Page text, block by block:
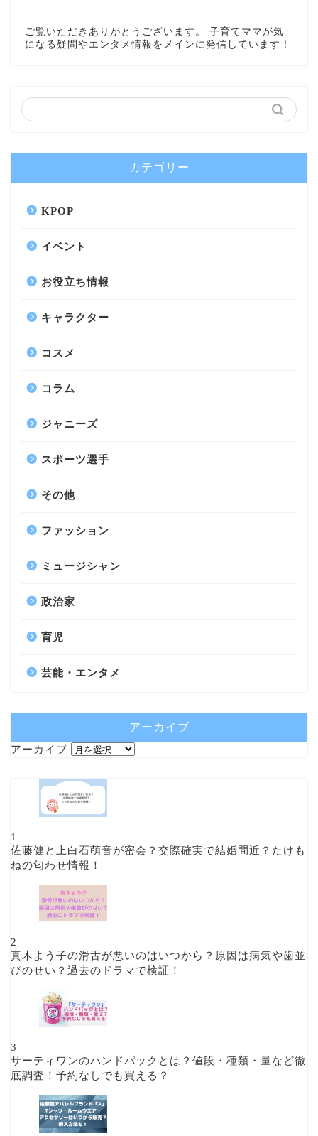
ご覧いただきありがとうございます。 子育てママが気
になる疑問やエンタメ情報をメインに発信しています！
カテゴリー
KPOP
イベント
お役立ち情報
キャラクター
コスメ
コラム
ジャニーズ
スポーツ選手
その他
ファッション
ミュージシャン
政治家
育児
芸能・エンタメ
アーカイブ
アーカイブ
1
佐藤健と上白石萌音が密会？交際確実で結婚間近？たけも
ねの匂わせ情報！
2
真木よう子の滑舌が悪いのはいつから？原因は病気や歯並
びのせい？過去のドラマで検証！
3
サーティワンのハンドパックとは？値段・種類・量など徹
底調査！予約なしでも買える？